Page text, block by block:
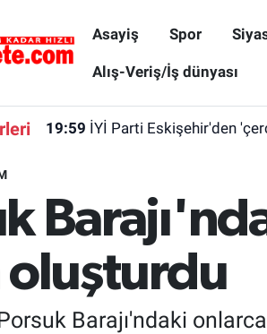
Asayiş Spor
Alış-Veriş/İş dünyası
19:59 İYİ Parti Eskişehir'den
oluşturdu
Barajı'ndaki
Fikstür